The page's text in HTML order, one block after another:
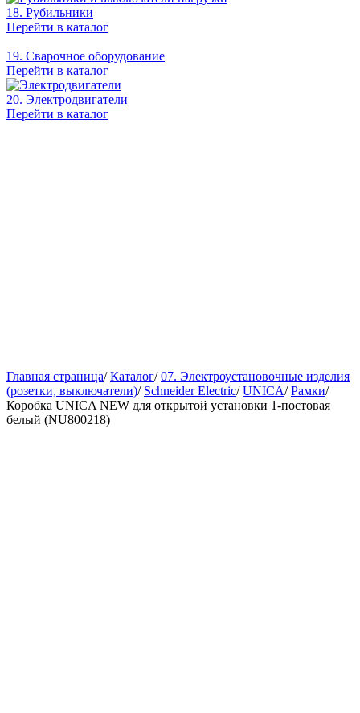
18. Рубильники
Перейти в каталог
19. Сварочное оборудование
Перейти в каталог
20. Электродвигатели
Перейти в каталог
Главная страница/ Каталог/ 07. Электроустановочные изделия
(розетки, выключатели)/ Schneider Electric/ UNICA/ Рамки/
Коробка UNICA NEW для открытой установки 1-постовая
белый (NU800218)